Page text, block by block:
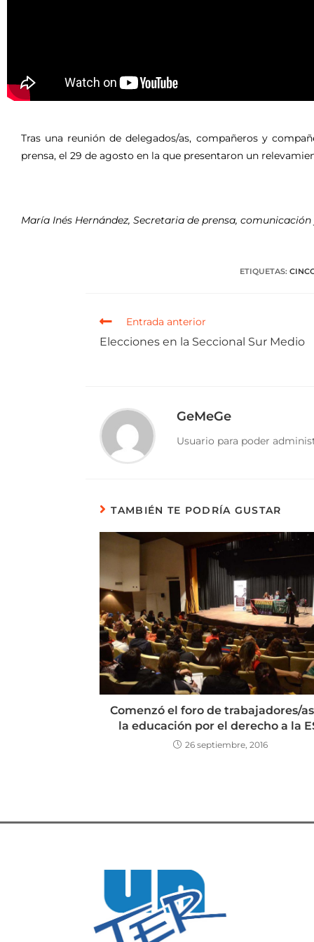
Tras una reunión de delegados/as, compañeros y
prensa, el 29 de agosto en la que presentaron un
María Inés Hernández, Secretaria de prensa,
ETIQUETAS:
Entrada anterior
Elecciones en la Seccional Sur Medio
GeMeGe
Usuario para poder
TAMBIÉN TE PODRÍA GUSTAR
Comenzó el foro de trabajadores/
la educación por el derecho a la
26 septiembre, 2016